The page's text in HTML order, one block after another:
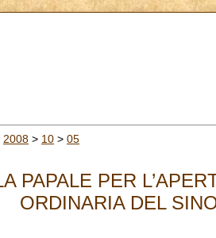
2008 > 10 > 05
PAPALE PER
ORDINARIA DEL